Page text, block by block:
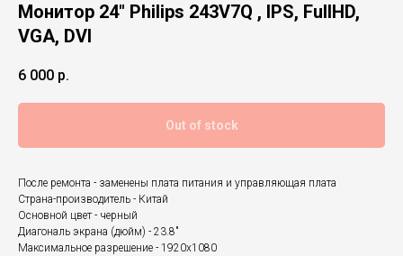
Монитор 24" Philips 243V7Q , IPS, FullHD,
VGA, DVI
6 000 р.
Out of stock
После ремонта - заменены плата питания и управляющая плата
Страна-производитель - Китай
Основной цвет - черный
Диагональ экрана (дюйм) - 23.8"
Максимальное разрешение - 1920x1080